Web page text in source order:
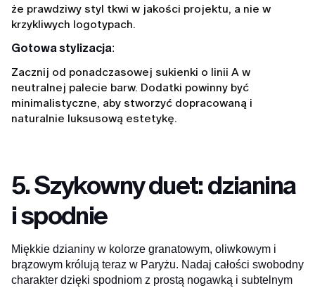
że prawdziwy styl tkwi w jakości projektu, a nie w
krzykliwych logotypach.
Gotowa stylizacja:
Zacznij od ponadczasowej sukienki o linii A w
neutralnej palecie barw. Dodatki powinny być
minimalistyczne, aby stworzyć dopracowaną i
naturalnie luksusową estetykę.
5. Szykowny duet: dzianina
i spodnie
Miękkie dzianiny w kolorze granatowym, oliwkowym i
brązowym królują teraz w Paryżu. Nadaj całości swobodny
charakter dzięki spodniom z prostą nogawką i subtelnym